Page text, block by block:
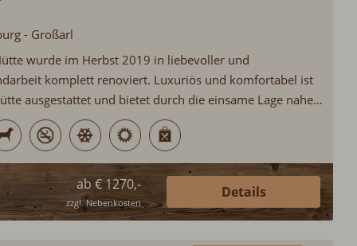
- Großarl
wurde im Herbst 2019 in liebevoller und
komplett renoviert. Luxuriös und komfortabel ist
ausgestattet und bietet durch die einsame Lage nahe
Voraussetzungen für einen erholsamen Hüttenurlaub...
ab € 1270,-
zzgl. Nebenkosten
Details